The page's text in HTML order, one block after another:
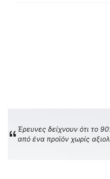
Έρευνες δείχνουν ότι το
από ένα προϊόν χωρίς